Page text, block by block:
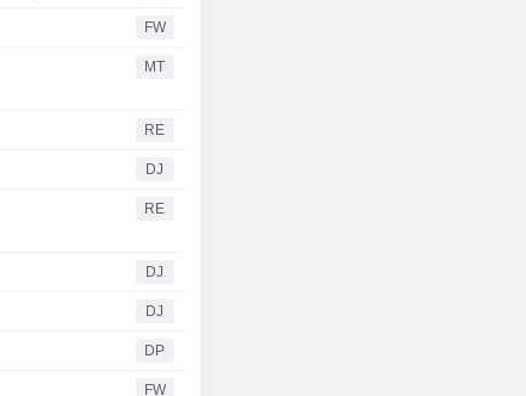
FW
MT
RE
DJ
RE
DJ
DJ
DP
FW